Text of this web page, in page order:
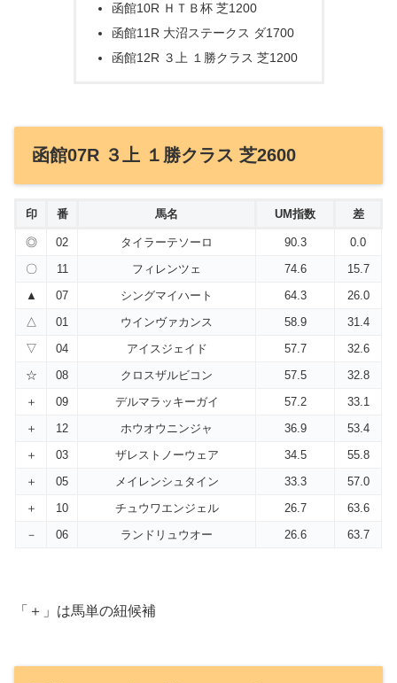
函館10R ＨＴＢ杯 芝1200
函館11R 大沼ステークス ダ1700
函館12R ３上 １勝クラス 芝1200
函館07R ３上 １勝クラス 芝2600
印 番 馬名 UM指数 差
◎ 02 タイラーテソーロ 90.3
0.0
〇
11 フィレンツェ 74.6
15.7
▲
07 シングマイハート 64.3
26.0
△
01 ウインヴァカンス 58.9
31.4
▽
04 アイスジェイド 57.7
32.6
☆
08 クロスザルビコン 57.5
32.8
＋
09 デルマラッキーガイ 57.2
33.1
＋
12 ホウオウニンジャ 36.9
53.4
＋
03 ザレストノーウェア 34.5
55.8
＋
05 メイレンシュタイン 33.3
57.0
＋
10 チュウワエンジェル 26.7
63.6
－
06 ランドリュウオー 26.6 63.7
「＋」は馬単の紐候補